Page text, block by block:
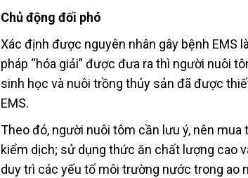
Chủ động đối phó
Xác định được nguyên nhân gây bệnh EMS
pháp “hóa giải” được đưa ra thì người nuôi
sinh học và nuôi trồng thủy sản đã được
EMS.
Theo đó, người nuôi tôm cần lưu ý, nên
kiểm dịch; sử dụng thức ăn chất lượng cao
duy trì các yếu tố môi trường nước trong ao